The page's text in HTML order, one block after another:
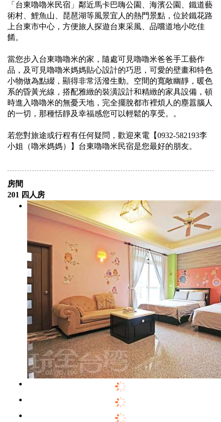
「台東嚕嚕米民宿」鄰近馬卡巴嗨公園、海濱公園、鐵道藝
術村、鯉魚山、琵琶湖等風景宜人的熱門景點，位於鐵花路
上台東市中心，方便旅人探遊台東采風、品嚐道地小吃佳
餚。
當您步入台東嚕嚕米的家，隨處可見嚕嚕米爸爸手工藝作
品，及可見嚕嚕米媽媽貼心設計的巧思，可愛的壁畫和特色
小物做為點綴，顯得非常活潑生動。空間的寬敞幽靜，暖色
系的昏黃光線，搭配雅緻的裝潢設計和精緻的家具設備，頓
時進入嚕嚕米的無憂天地，完全擺脫都市裡煩人的塵囂腦人
的一切，那種恬靜及幸福感您可以輕鬆的享受。。
若您對旅途或行程有任何疑問，歡迎來電【0932-582193李
小姐（嚕米媽媽）】台東嚕嚕米民宿是您最好的朋友。
房間
201 四人房